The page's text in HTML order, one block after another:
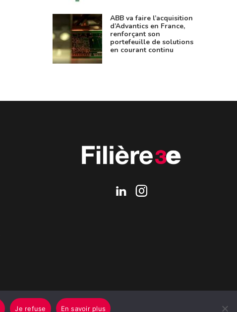
ABB va faire l’acquisition
d’Advantics en France,
renforçant son
portefeuille de solutions
en courant continu
Je refuse En savoir plus